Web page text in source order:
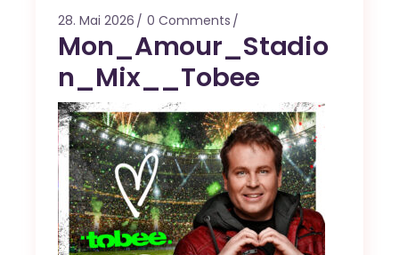
28. Mai 2026 0 Comments
Mon_Amour_Stadio
n_Mix__Tobee